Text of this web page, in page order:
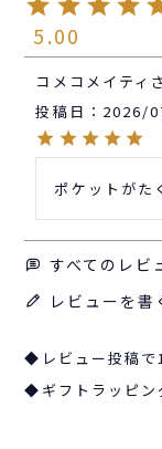
5.00
コメコメイティ
投稿日 2026/
ポケットがた
すべてのレビ
レビューを書
◆レビュー投稿
◆ギフトラッピ